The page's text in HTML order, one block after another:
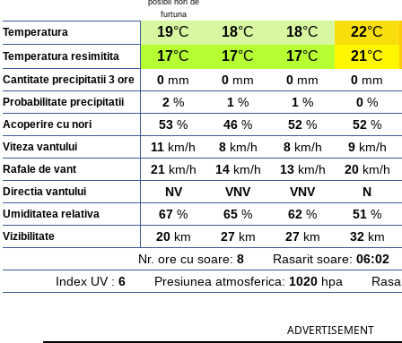
posibil nori de
furtuna
Temperatura 19°C 18°C 18°C 22°C
Temperatura resimitita 17°C 17°C 17°C 21°C
Cantitate precipitatii 3 ore 0 mm 0 mm 0 mm 0 mm
Probabilitate precipitatii 2 % 1 % 1 % 0 %
Acoperire cu nori 53 % 46 % 52 % 52 %
Viteza vantului 11 km/h 8km/h 8km/h 9km/h
Rafale de vant 21km/h 14km/h 13km/h 20km/h
Directia vantului NV VNV VNV N
Umiditatea relativa 67 % 65 % 62 % 51 %
Vizibilitate 20km 27km 27km 32km
Nr. ore cu soare: 8Rasarit soare: 06:02
Index UV : 6Presiunea atmosferica: 1020hpa
ADVERTISEMENT